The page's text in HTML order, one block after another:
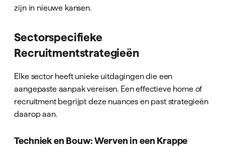
zijn in nieuwe kansen.
Sectorspecifieke
Recruitmentstrategieën
Elke sector heeft unieke uitdagingen die een
aangepaste aanpak vereisen. Een effectieve home of
recruitment begrijpt deze nuances en past strategieën
daarop aan.
Techniek en Bouw: Werven in een Krappe